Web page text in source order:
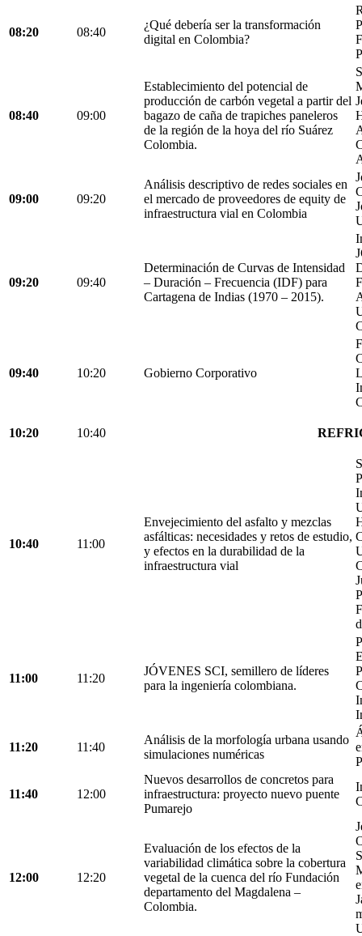
08:20 08:40
¿Qué debería ser la transformación
digital en Colombia?
08:40 09:00
Establecimiento del potencial de
producción de carbón vegetal a partir del
bagazo de caña de trapiches paneleros
de la región de la hoya del río Suárez
Colombia.
09:00 09:20
Análisis descriptivo de redes sociales en
el mercado de proveedores de equity de
infraestructura vial en Colombia
09:20 09:40
Determinación de Curvas de Intensidad
– Duración – Frecuencia (IDF) para
Cartagena de Indias (1970 – 2015).
09:40 10:20 Gobierno Corporativo
10:20 10:40
10:40 11:00
Envejecimiento del asfalto y mezclas
asfálticas: necesidades y retos de estudio,
y efectos en la durabilidad de la
infraestructura vial
11:00 11:20
JÓVENES SCI, semillero de líderes
para la ingeniería colombiana.
11:20 11:40
Análisis de la morfología urbana usando
simulaciones numéricas
11:40 12:00
Nuevos desarrollos de concretos para
infraestructura: proyecto nuevo puente
Pumarejo
12:00 12:20
Evaluación de los efectos de la
variabilidad climática sobre la cobertura
vegetal de la cuenca del río Fundación
departamento del Magdalena –
Colombia.